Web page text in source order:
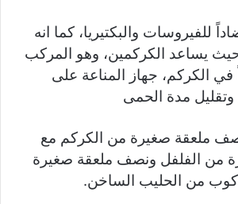
للفيروسات والبكتيريا، كما انه
يساعد الكركمين، وهو المركب
في الكركم، جهاز المناعة على
مدة الحمى
ملعقة صغيرة من الكركم مع
من الفلفل ونصف ملعقة صغيرة
من الحليب الساخن.